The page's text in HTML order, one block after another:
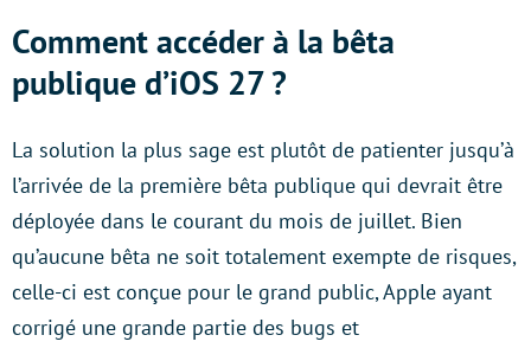
Comment accéder à la bêta
publique d’iOS 27 ?
La solution la plus sage est plutôt de patienter jusqu’à
l’arrivée de la première bêta publique qui devrait être
déployée dans le courant du mois de juillet. Bien
qu’aucune bêta ne soit totalement exempte de risques,
celle-ci est conçue pour le grand public, Apple ayant
corrigé une grande partie des bugs et